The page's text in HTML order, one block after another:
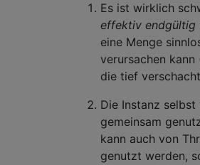
Es ist wirklich
effektiv endgültig
eine Menge
verursachen kann
die tief
Die Instanz
gemeinsam
kann auch von
genutzt werden,